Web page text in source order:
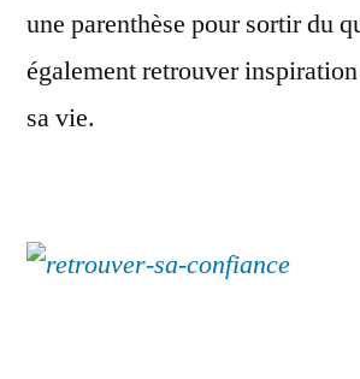
une parenthèse pour sortir du
également retrouver
sa vie.